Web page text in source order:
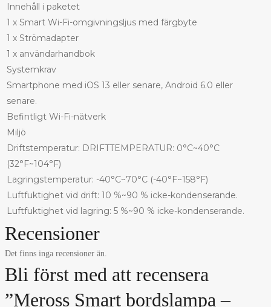
Innehåll i paketet
1 x Smart Wi-Fi-omgivningsljus med färgbyte
1 x Strömadapter
1 x användarhandbok
Systemkrav
Smartphone med iOS 13 eller senare, Android 6.0 eller
senare.
Befintligt Wi-Fi-nätverk
Miljö
Driftstemperatur: DRIFTTEMPERATUR: 0°C~40°C
(32°F~104°F)
Lagringstemperatur: -40°C~70°C (-40°F~158°F)
Luftfuktighet vid drift: 10 %~90 % icke-kondenserande.
Luftfuktighet vid lagring: 5 %~90 % icke-kondenserande.
Recensioner
Det finns inga recensioner än.
Bli först med att recensera
”Meross Smart bordslampa –